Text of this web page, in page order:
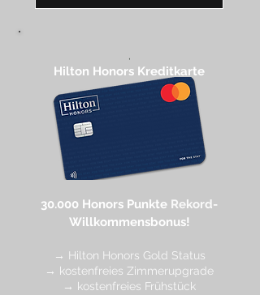
,
Hilton Honors Kreditkarte​
30.000 Honors Punkte Rekord-
Willkommensbonus!
→ Hilton Honors Gold Status
→ kostenfreies Zimmerupgrade
→ kostenfreies Frühstück